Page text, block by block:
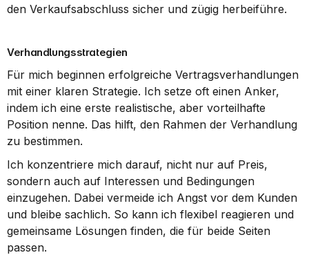
den Verkaufsabschluss sicher und zügig herbeiführe.
Verhandlungsstrategien
Für mich beginnen erfolgreiche Vertragsverhandlungen
mit einer klaren Strategie. Ich setze oft einen Anker,
indem ich eine erste realistische, aber vorteilhafte
Position nenne. Das hilft, den Rahmen der Verhandlung
zu bestimmen.
Ich konzentriere mich darauf, nicht nur auf Preis,
sondern auch auf Interessen und Bedingungen
einzugehen. Dabei vermeide ich Angst vor dem Kunden
und bleibe sachlich. So kann ich flexibel reagieren und
gemeinsame Lösungen finden, die für beide Seiten
passen.